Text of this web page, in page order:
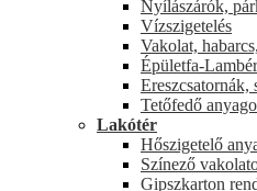
Nyílászárók,
Vízszigetelés
Vakolat,
Épületfa-
Ereszcsatornák,
Tetőfedő
Lakótér
Hőszigetelő
Színező
Gipszkarton